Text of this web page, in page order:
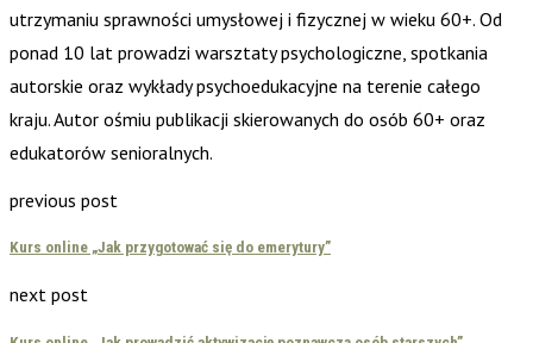
utrzymaniu sprawności umysłowej i fizycznej w wieku 60+. Od
ponad 10 lat prowadzi warsztaty psychologiczne, spotkania
autorskie oraz wykłady psychoedukacyjne na terenie całego
kraju. Autor ośmiu publikacji skierowanych do osób 60+ oraz
edukatorów senioralnych.
previous post
Kurs online „Jak przygotować się do emerytury”
next post